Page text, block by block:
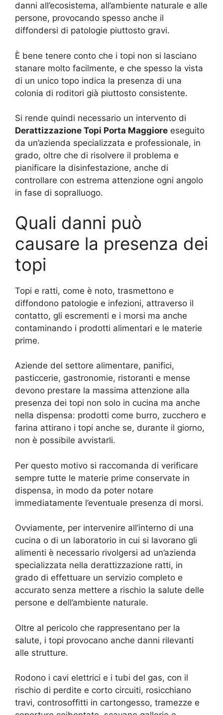
danni all’ecosistema, all’ambiente naturale e alle
persone, provocando spesso anche il
diffondersi di patologie piuttosto gravi.
È bene tenere conto che i topi non si lasciano
stanare molto facilmente, e che spesso la vista
di un unico topo indica la presenza di una
colonia di roditori già piuttosto consistente.
Si rende quindi necessario un intervento di
Derattizzazione Topi Porta Maggiore eseguito
da un’azienda specializzata e professionale, in
grado, oltre che di risolvere il problema e
pianificare la disinfestazione, anche di
controllare con estrema attenzione ogni angolo
in fase di sopralluogo.
Quali danni può
causare la presenza dei
topi
Topi e ratti, come è noto, trasmettono e
diffondono patologie e infezioni, attraverso il
contatto, gli escrementi e i morsi ma anche
contaminando i prodotti alimentari e le materie
prime.
Aziende del settore alimentare, panifici,
pasticcerie, gastronomie, ristoranti e mense
devono prestare la massima attenzione alla
presenza dei topi non solo in cucina ma anche
nella dispensa: prodotti come burro, zucchero e
farina attirano i topi anche se, durante il giorno,
non è possibile avvistarli.
Per questo motivo si raccomanda di verificare
sempre tutte le materie prime conservate in
dispensa, in modo da poter notare
immediatamente l’eventuale presenza di morsi.
Ovviamente, per intervenire all’interno di una
cucina o di un laboratorio in cui si lavorano gli
alimenti è necessario rivolgersi ad un’azienda
specializzata nella derattizzazione ratti, in
grado di effettuare un servizio completo e
accurato senza mettere a rischio la salute delle
persone e dell’ambiente naturale.
Oltre al pericolo che rappresentano per la
salute, i topi provocano anche danni rilevanti
alle strutture.
Rodono i cavi elettrici e i tubi del gas, con il
rischio di perdite e corto circuiti, rosicchiano
travi, controsoffitti in cartongesso, tramezze e